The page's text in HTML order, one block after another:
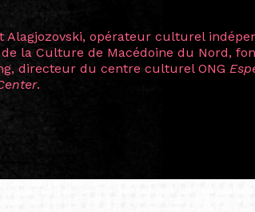
rencontres les plus marquantes fut
HicterienneRuthe Zuntz — une amitié
transformé ma trajectoire et m’ont
à Berlin pendant près d’une décennie.
forgées durant cette année intense et
m’encouragent à continuer de rêver,
possibilités.
(Singapore /Germany)